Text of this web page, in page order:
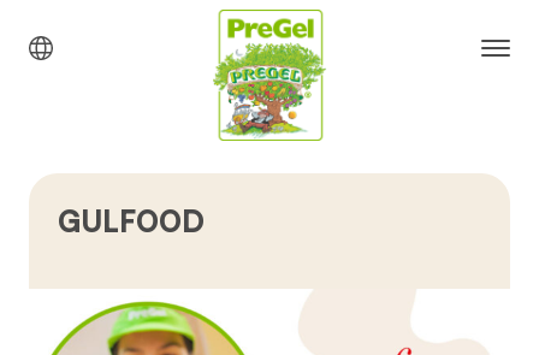
GULFOOD